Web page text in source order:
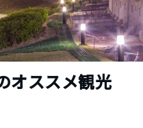
オススメ観光